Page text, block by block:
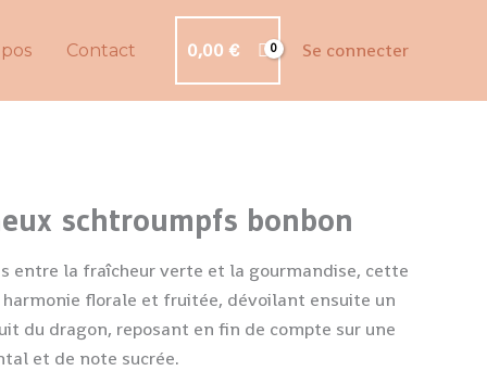
Contact 0,00 € Se connecter
schtroumpfs bonbon
entre la fraîcheur verte et la gourmandise, cette
harmonie florale et fruitée, dévoilant ensuite un
du dragon, reposant en fin de compte sur une
et de note sucrée.